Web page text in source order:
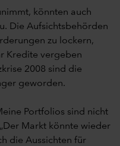
könnten auch
Die Aufsichtsbehörden
zu lockern,
Kredite vergeben
2008 sind die
geworden.
Portfolios sind nicht
Markt könnte wieder
die Aussichten für